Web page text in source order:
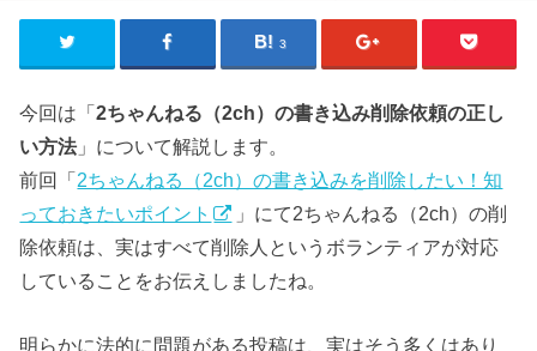
3
今回は「2ちゃんねる（2ch）の書き込み削除依頼の正し
い方法」について解説します。
前回「2ちゃんねる（2ch）の書き込みを削除したい！知
っておきたいポイント
」にて2ちゃんねる（2ch）の削
除依頼は、実はすべて削除人というボランティアが対応
していることをお伝えしましたね。
明らかに法的に問題がある投稿は、実はそう多くはあり